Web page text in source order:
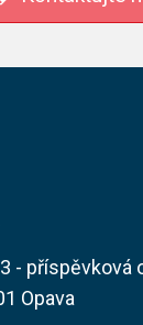
- příspěvková
Opava